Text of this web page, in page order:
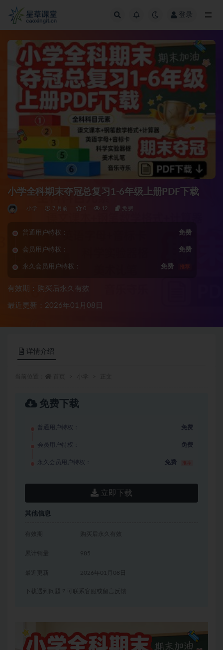
登录
小学全科期末夺冠总复习1-6年级上册PDF下载
小学 7 月前 0 12 免费
普通用户特权： 免费
会员用户特权： 免费
永久会员用户特权： 免费 推荐
有效期：购买后永久有效
最近更新：2026年01月08日
详情介绍
免费下载
普通用户特权： 免费
会员用户特权： 免费
永久会员用户特权： 免费
立即下载
其他信息
有效期 购买后永久有效
累计销量 985
2026年01月08日
下载遇到问题？可联系客服或留言反馈